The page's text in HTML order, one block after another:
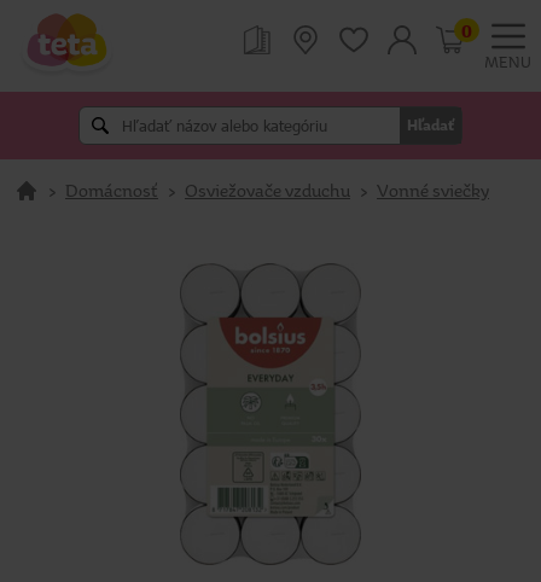
MENU
Hľadať
0
> Domácnosť > Osviežovače vzduchu > Vonné sviečky